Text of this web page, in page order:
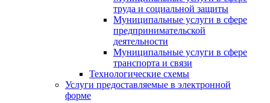
труда и социальной защиты
Муниципальные услуги в сфере
предпринимательской
деятельности
Муниципальные услуги в сфере
транспорта и связи
Технологические схемы
Услуги предоставляемые в электронной
форме